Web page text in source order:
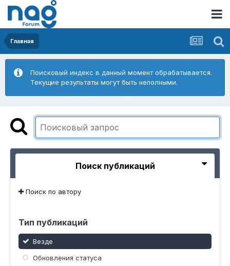
Главная
Поисковый индекс в данный момент обрабатывается.
Текущие результаты могут быть неполными.
Поиск публикаций
Поиск по автору
Тип публикаций
Везде
Обновления статуса